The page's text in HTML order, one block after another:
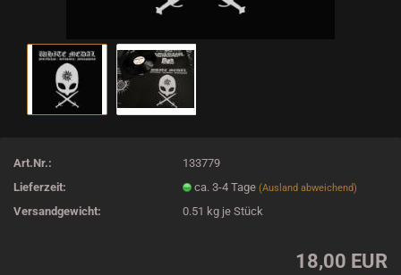
Art.Nr.:
133779
Lieferzeit:
ca. 3-4 Tage(Ausland abweichend)
Versandgewicht: 0.51 kg je Stück
18,00 EUR